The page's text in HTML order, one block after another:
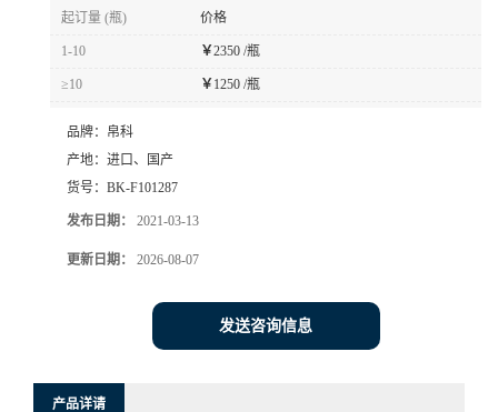
起订量 (瓶) 价格
1-10 ￥2350 /瓶
≥10 ￥ 1250 /瓶
品牌： 帛科
产地： 进口、国产
货号： BK-F101287
发布日期： 2021-03-13
更新日期： 2026-08-07
发送咨询信息
产品详请